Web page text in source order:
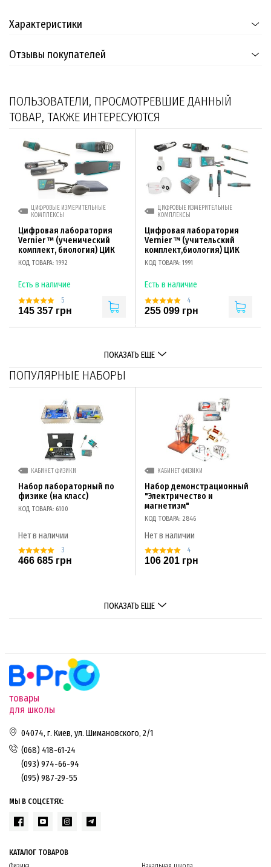
Характеристики
Отзывы покупателей
ПОЛЬЗОВАТЕЛИ, ПРОСМОТРЕВШИЕ ДАННЫЙ
ТОВАР, ТАКЖЕ ИНТЕРЕСУЮТСЯ
ЦИФРОВЫЕ ИЗМЕРИТЕЛЬНЫЕ
КОМПЛЕКСЫ
Цифровая лаборатория
Vernier ™ (ученический
комплект, биология) ЦИК
КОД ТОВАРА: 1992
Есть в наличие
5
145 357 грн
ЦИФРОВЫЕ ИЗМЕРИТЕЛЬНЫЕ
КОМПЛЕКСЫ
Цифровая лаборатория
Vernier ™ (учительский
комплект,биология) ЦИК
КОД ТОВАРА: 1991
Есть в наличие
4
255 099 грн
ПОКАЗАТЬ ЕЩЕ
ПОПУЛЯРНЫЕ НАБОРЫ
КАБИНЕТ ФИЗИКИ
Набор лабораторный по
физике (на класс)
КОД ТОВАРА: 6100
Нет в наличии
3
466 685 грн
КАБИНЕТ ФИЗИКИ
Набор демонстрационный
"Электричество и
магнетизм"
КОД ТОВАРА: 2846
Нет в наличии
4
106 201 грн
ПОКАЗАТЬ ЕЩЕ
товары
для школы
04074, г. Киев, ул. Шимановского, 2/1
(068) 418-61-24
(093) 974-66-94
(095) 987-29-55
МЫ В СОЦСЕТЯХ:
КАТАЛОГ ТОВАРОВ